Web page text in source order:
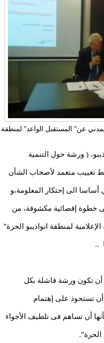
عن" المستقبل الواعد" لمنطقة
( ورشة حول التنمية
تغييب متعمد لأصحاب الشأن
الى إحتكار المعلومة،و
فى خطوة إقصائية مكشوفة، من
لمنطقة انواذيبو الحرة"
..
أن تكون ورشة فاشلة بكل
تستحوذ على إهتمام
أن تساهم فى تلطيف الأجواء
الحرة".